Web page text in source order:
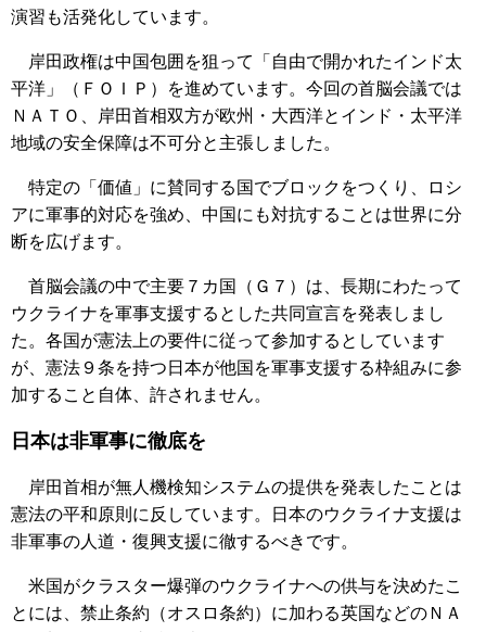
演習も活発化しています。
岸田政権は中国包囲を狙って「自由で開かれたインド太
平洋」（ＦＯＩＰ）を進めています。今回の首脳会議では
ＮＡＴＯ、岸田首相双方が欧州・大西洋とインド・太平洋
地域の安全保障は不可分と主張しました。
特定の「価値」に賛同する国でブロックをつくり、ロシ
アに軍事的対応を強め、中国にも対抗することは世界に分
断を広げます。
首脳会議の中で主要７カ国（Ｇ７）は、長期にわたって
ウクライナを軍事支援するとした共同宣言を発表しまし
た。各国が憲法上の要件に従って参加するとしています
が、憲法９条を持つ日本が他国を軍事支援する枠組みに参
加すること自体、許されません。
日本は非軍事に徹底を
岸田首相が無人機検知システムの提供を発表したことは
憲法の平和原則に反しています。日本のウクライナ支援は
非軍事の人道・復興支援に徹するべきです。
米国がクラスター爆弾のウクライナへの供与を決めたこ
とには、禁止条約（オスロ条約）に加わる英国などのＮＡ